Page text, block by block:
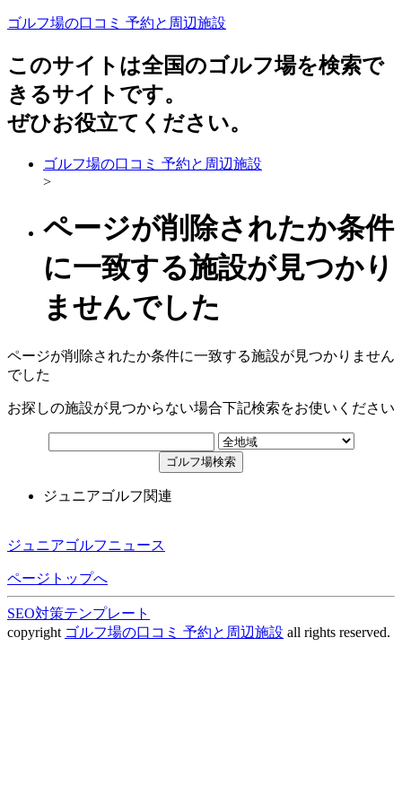
ゴルフ場の口コミ 予約と周辺施設
このサイトは全国のゴルフ場を検索で
きるサイトです。
ぜひお役立てください。
ゴルフ場の口コミ 予約と周辺施設
>
ページが削除されたか条件
に一致する施設が見つかり
ませんでした
ページが削除されたか条件に一致する施設が見つかりません
でした
お探しの施設が見つからない場合下記検索をお使いください
ジュニアゴルフ関連
ジュニアゴルフニュース
ページトップへ
SEO対策テンプレート
copyright ゴルフ場の口コミ 予約と周辺施設 all rights reserved.